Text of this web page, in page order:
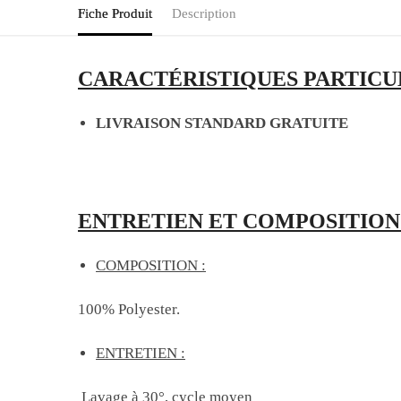
Fiche Produit Description
CARACTÉRISTIQUES
LIVRAISON STANDARD GRATUITE
ENTRETIEN ET
COMPOSITION :
100% Polyester.
ENTRETIEN :
Lavage à 30°, cycle moyen